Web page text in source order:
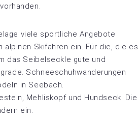
viele sportliche Angebote
Skifahren ein. Für die, die es
das Seibelseckle gute und
Schneeschuhwanderungen
in Seebach.
Mehliskopf und Hundseck. Die
ein.